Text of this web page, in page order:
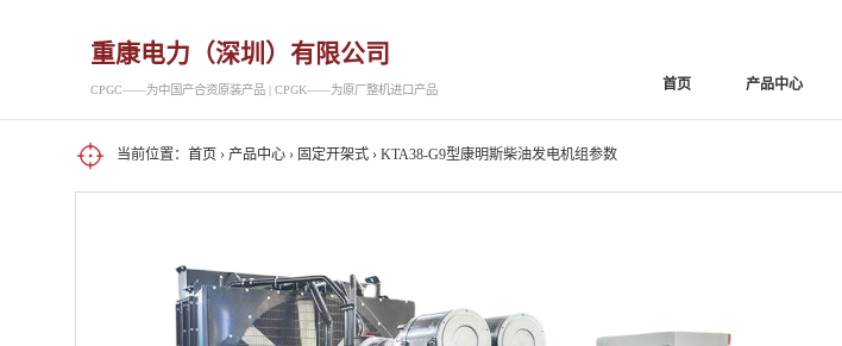
重康电力（深圳）有限公司
CPGC——为中国产合资原装产品 | CPGK——为原厂整机进口产品 首页 产品中心
当前位置： 首页 › 产品中心› 固定开架式› KTA38-G9型康明斯柴油发电机组参数